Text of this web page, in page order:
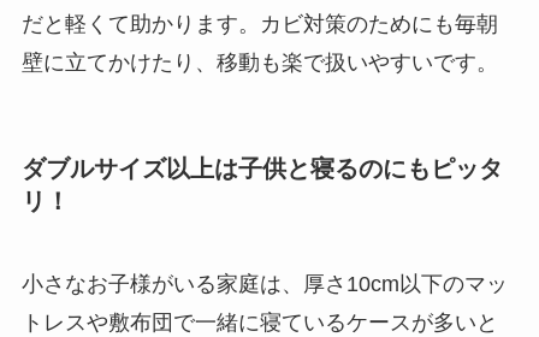
だと軽くて助かります。カビ対策のためにも毎朝
壁に立てかけたり、移動も楽で扱いやすいです。
ダブルサイズ以上は子供と寝るのにもピッタ
リ！
小さなお子様がいる家庭は、厚さ10cm以下のマッ
トレスや敷布団で一緒に寝ているケースが多いと